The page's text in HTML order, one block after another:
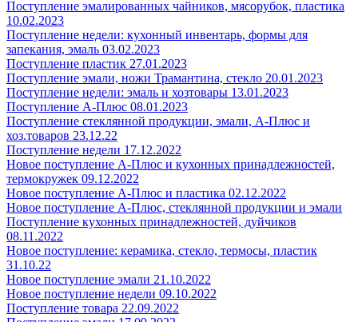
Поступление эмалированных чайников, мясорубок, пластика
10.02.2023
Поступление недели: кухонный инвентарь, формы для
запекания, эмаль 03.02.2023
Поступление пластик 27.01.2023
Поступление эмали, ножи Трамантина, стекло 20.01.2023
Поступление недели: эмаль и хозтовары 13.01.2023
Поступление А-Плюс 08.01.2023
Поступление стеклянной продукции, эмали, А-Плюс и
хоз.товаров 23.12.22
Поступление недели 17.12.2022
Новое поступление А-Плюс и кухонных принадлежностей,
термокружек 09.12.2022
Новое поступление А-Плюс и пластика 02.12.2022
Новое поступление А-Плюс, стеклянной продукции и эмали
Поступление кухонных принадлежностей, дуйчиков
08.11.2022
Новое поступление: керамика, стекло, термосы, пластик
31.10.22
Новое поступление эмали 21.10.2022
Новое поступление недели 09.10.2022
Поступление товара 22.09.2022